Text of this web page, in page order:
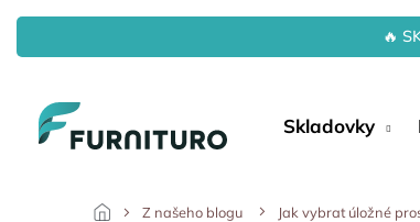
Přejít
obsah
🔥
Skladovky
Z našeho blogu Jak vybrat úložné